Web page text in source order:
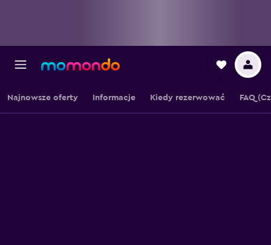
Najnowsze oferty Informacje Kiedy rezerwować FAQ